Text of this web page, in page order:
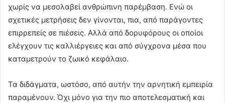
χωρίς να μεσολαβεί ανθρώπινη παρέμβαση. Ενώ οι
σχετικές μετρήσεις δεν γίνονται, πια, από παράγοντες
επιρρεπείς σε πιέσεις. Αλλά από δορυφόρους οι οποίοι
ελέγχουν τις καλλιέργειες και από σύγχρονα μέσα που
καταμετρούν το ζωικό κεφάλαιο.
Τα διδάγματα, ωστόσο, από αυτήν την αρνητική εμπειρία
παραμένουν. Όχι μόνο για την πιο αποτελεσματική και